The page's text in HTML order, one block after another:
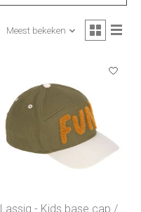
Meest bekeken
Lassig - Kids base cap /